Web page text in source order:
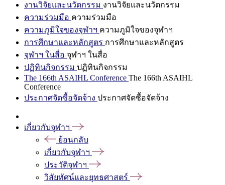
งานวิจัยและนวัตกรรม งานวิจัยและนวัตกรรม
ความร่วมมือ ความร่วมมือ
ความภูมิใจของจุฬาฯ ความภูมิใจของจุฬาฯ
การศึกษาและหลักสูตร การศึกษาและหลักสูตร
จุฬาฯ ในสื่อ จุฬาฯ ในสื่อ
ปฏิทินกิจกรรม ปฏิทินกิจกรรม
The 166th ASAIHL Conference The 166th ASAIHL
Conference
ประกาศจัดซื้อจัดจ้าง ประกาศจัดซื้อจัดจ้าง
เกี่ยวกับจุฬาฯ
ย้อนกลับ
เกี่ยวกับจุฬาฯ
ประวัติจุฬาฯ
วิสัยทัศน์และยุทธศาสตร์